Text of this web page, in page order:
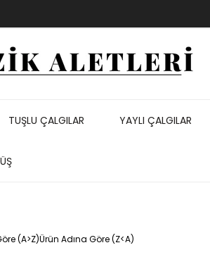
TUŞLU ÇALGILAR YAYLI ÇALGILAR
(A>Z)Ürün Adına Göre (Z<A)